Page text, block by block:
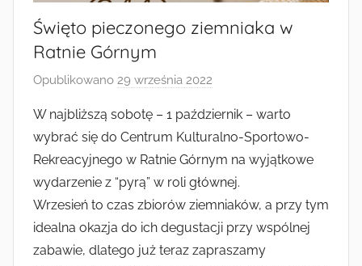
Radkowie
Święto pieczonego ziemniaka w
Ratnie Górnym
Opublikowano 29 września 2022
z
e
z
K
a
m
i
W najbliższą sobotę – 1 październik – warto
wybrać się do Centrum Kulturalno-Sportowo-
Rekreacyjnego w Ratnie Górnym na wyjątkowe
wydarzenie z “pyrą” w roli głównej.
Wrzesień to czas zbiorów ziemniaków, a przy tym
idealna okazja do ich degustacji przy wspólnej
zabawie, dlatego już teraz zapraszamy